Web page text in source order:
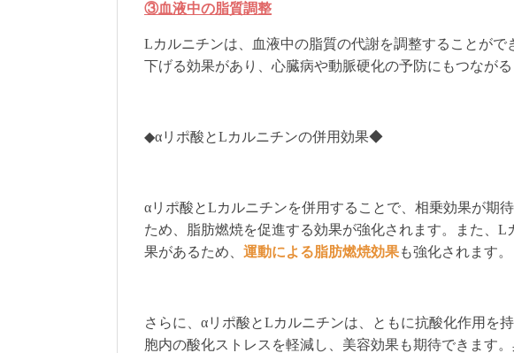
③血液中の脂質調整
Lカルニチンは、血液中の脂質の代謝を調整することが
下げる効果があり、心臓病や動脈硬化の予防にもつながる
◆αリポ酸とLカルニチンの併用効果◆
αリポ酸とLカルニチンを併用することで、相乗効果が期
ため、脂肪燃焼を促進する効果が強化されます。また、
果があるため、 運動による脂肪燃焼効果も強化されます。
さらに、αリポ酸とLカルニチンは、ともに抗酸化作用を
胞内の酸化ストレスを軽減し、美容効果も期待できます。